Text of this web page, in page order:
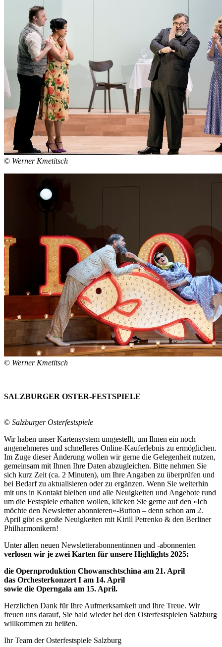
© Werner Kmetitsch
© Werner Kmetitsch
SALZBURGER OSTER-FESTSPIELE
© Salzburger Osterfestspiele
Wir haben unser Kartensystem umgestellt, um Ihnen ein noch
angenehmeres und schnelleres Online-Kauferlebnis zu ermöglichen.
Im Zuge dieser Änderung wollen wir gerne die Gelegenheit nutzen,
gemeinsam mit Ihnen Ihre Daten abzugleichen. Bitte nehmen Sie
sich kurz Zeit (ca. 2 Minuten), um Ihre Angaben zu überprüfen und
bei Bedarf zu aktualisieren oder zu ergänzen. Wenn Sie weiterhin
mit uns in Kontakt bleiben und alle Neuigkeiten und Angebote rund
um die Festspiele erhalten wollen, klicken Sie gerne auf den »Ich
möchte den Newsletter abonnieren«-Button – denn schon am 2.
April gibt es große Neuigkeiten mit Kirill Petrenko & den Berliner
Philharmonikern!
Unter allen neuen Newsletterabonnentinnen und -abonnenten
verlosen wir je zwei Karten für unsere Highlights 2025:
die Opernproduktion Chowanschtschina am 21. April
das Orchesterkonzert I am 14. April
sowie die Operngala am 15. April.
Herzlichen Dank für Ihre Aufmerksamkeit und Ihre Treue. Wir
freuen uns darauf, Sie bald wieder bei den Osterfestspielen Salzburg
willkommen zu heißen.
Ihr Team der Osterfestspiele Salzburg